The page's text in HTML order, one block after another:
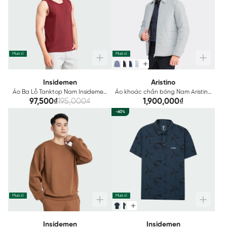
Mua sỉ
Insidemen
Áo Ba Lỗ Tanktop Nam Insidemen
ITTR11
97,500₫195,000₫
Mua sỉ
Aristino
Áo khoác chần bông Nam Aristino
Regular Fit AJK026W2
1,900,000₫
Mua sỉ
Insidemen
-60%
Mua sỉ
Insidemen